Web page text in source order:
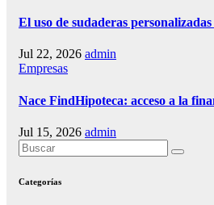
El uso de sudaderas
Jul 22, 2026 admin
Empresas
Nace FindHipoteca: acceso a la
Jul 15, 2026 admin
Categorías